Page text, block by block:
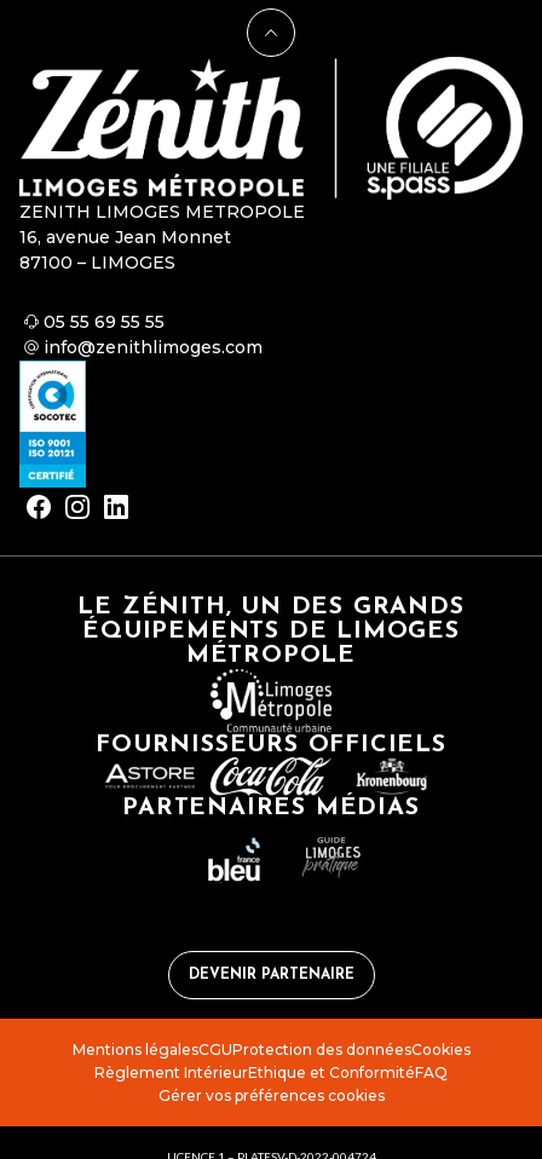
ZENITH LIMOGES METROPOLE
16, avenue Jean Monnet
87100 – LIMOGES
05 55 69 55 55
info@zenithlimoges.com
LE ZÉNITH, UN DES GRANDS
ÉQUIPEMENTS DE LIMOGES
MÉTROPOLE
FOURNISSEURS OFFICIELS
PARTENAIRES MÉDIAS
DEVENIR PARTENAIRE
Mentions légalesCGUProtection des donnéesCookies
Règlement IntérieurEthique et ConformitéFAQ
Gérer vos préférences cookies